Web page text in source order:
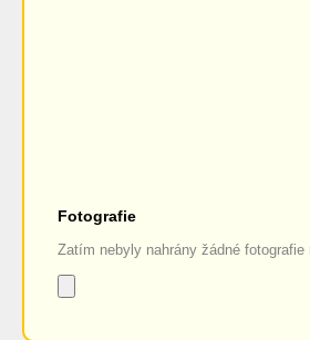
Fotografie
Zatím nebyly nahrány žádné fotografie